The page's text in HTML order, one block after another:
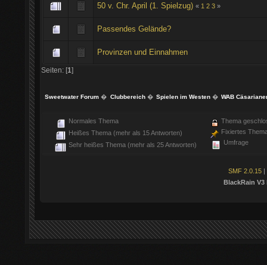
50 v. Chr. April (1. Spielzug) « 1 2 3 »
Passendes Gelände?
Provinzen und Einnahmen
Seiten: [1]
Sweetwater Forum � Clubbereich� Spielen im Westen� WAB
Normales Thema
Heißes Thema (mehr als 15 Antworten)
Sehr heißes Thema (mehr als 25 Antworten)
Thema
Fixiertes
Umfrage
SMF 2.0.15 |
BlackRain V3